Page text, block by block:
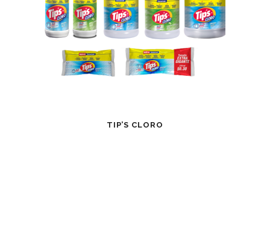
TIP’S CLORO